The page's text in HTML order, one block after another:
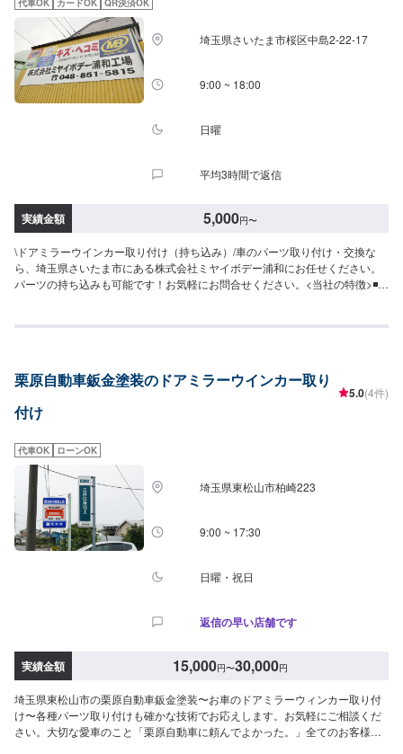
代車をご利用ください。※代車の燃料代はお客様にご負担いただいておりま
す。-----ご来店時の注意、受付方法-----当工場は太田桐生インターチェンジか
ら５分入庫の際はお気をつけてお越しください。駐車スペースは工場前の空
いているスペースに駐車してください。受付はスタッフへ「メンテモで予約
しました」とお伝えください。ご案内いたします。【定休日・営業時間】定
休日：日曜日営業時間：9:00~19:00
代車OK カードOK QR決済OK
埼玉県さいたま市桜区中島2-22-17
9:00 ~ 18:00
日曜
平均3時間で返信
実績金額 5,000円〜
\ドアミラーウインカー取り付け（持ち込み）/車のパーツ取り付け・交換な
ら、埼玉県さいたま市にある株式会社ミヤイボデー浦和にお任せください。
パーツの持ち込みも可能です！お気軽にお問合せください。<当社の特徴>◾お
や、疑問に思うことなどは実務経験の長いスタッフが丁寧にわかりやすく説
ただきます。【作業の流れ】【1】お問い合わせ【2】車の確認・お見積もり
の作成【3】車のお預かり【4】修理開始【5】修理終了・お支払い【6】アフ
ターサポート【代車について】作業中にお車が必要なお客様には、代車をお
がお選びいただけ、ほぼすべてにETC、ナビが付いております。※代車の燃料
代はお客様にご負担いただいております。【定休日・営業時間】定休日：不
定休日曜日はお問い合わせください。営業時間：9:00~18:00
栗原自動車鈑金塗装のドアミラーウインカー取り
付け
5.0(4件)
代車OK ローンOK
埼玉県東松山市柏崎223
9:00 ~ 17:30
日曜・祝日
返信の早い店舗です
実績金額 15,000円〜30,000円
埼玉県東松山市の栗原自動車鈑金塗装〜お車のドアミラーウィンカー取り付
け〜各種パーツ取り付けも確かな技術でお応えします。お気軽にご相談くだ
さい。大切な愛車のこと「栗原自動車に頼んでよかった。」全てのお客様に